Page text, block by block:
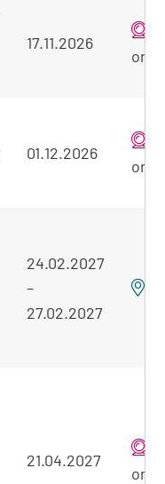
17.11.2026
01.12.2026
24.02.2027
–
27.02.2027
21.04.2027